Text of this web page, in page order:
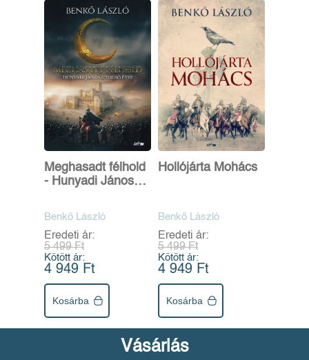
Meghasadt félhold
- Hunyadi János
Benkő László
Eredeti ár:
5 499 Ft
Kötött ár:
4 949 Ft
Kosárba
Hollójárta Mohács
Benkő László
Eredeti ár:
5 499 Ft
Kötött ár:
4 949 Ft
Kosárba
Vásárlás